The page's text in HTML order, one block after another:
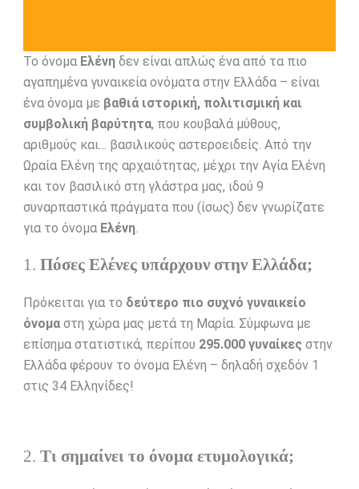
Το όνομα Ελένηδεν είναι απλώς ένα από τα πιο
αγαπημένα γυναικεία ονόματα στην Ελλάδα – είναι
ένα όνομα με βαθιά ιστορική, πολιτισμική και
συμβολική βαρύτητα, που κουβαλά μύθους,
αριθμούς και… βασιλικούς αστεροειδείς. Από την
Ωραία Ελένη της αρχαιότητας, μέχρι την Αγία Ελένη
και τον βασιλικό στη γλάστρα μας, ιδού 9
συναρπαστικά πράγματα που (ίσως) δεν γνωρίζατε
για το όνομα Ελένη.
1. Πόσες Ελένες υπάρχουν στην Ελλάδα;
Πρόκειται για το δεύτερο πιο συχνό γυναικείο
όνομαστη χώρα μας μετά τη Μαρία. Σύμφωνα με
επίσημα στατιστικά, περίπου 295.000 γυναίκες στην
Ελλάδα φέρουν το όνομα Ελένη – δηλαδή σχεδόν 1
στις 34 Ελληνίδες!
2. Τι σημαίνει το όνομα ετυμολογικά;